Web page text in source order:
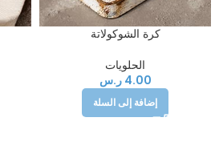
كرة الشوكولاتة
الحلويات
4.00 ر.س
إضافة إلى السلة